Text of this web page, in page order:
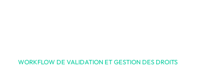
WORKFLOW DE VALIDATION ET GESTION DES DROITS